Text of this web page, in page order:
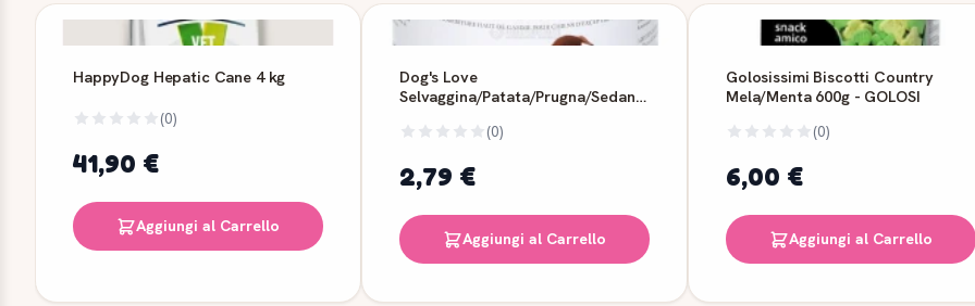
HappyDog Hepatic Cane 4 kg
(0)
41,90 €
Aggiungi al Carrello
Dog's Love
Selvaggina/Patata/Prugna/Sedano
(0)
2,79 €
Aggiungi al Carrello
Golosissimi Biscotti Country
Mela/Menta 600g - GOLOSI
(0)
6,00 €
Aggiungi al Carrello